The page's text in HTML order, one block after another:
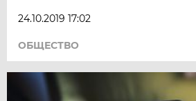
24.10.2019 17:02
ОБЩЕСТВО